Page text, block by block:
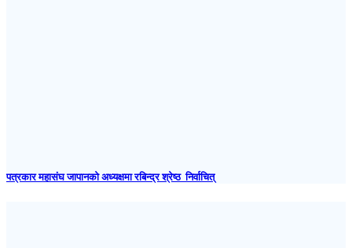
पत्रकार महासंघ जापानकाे अध्यक्षमा रबिन्द्र श्रेष्ठ निर्वाचित्